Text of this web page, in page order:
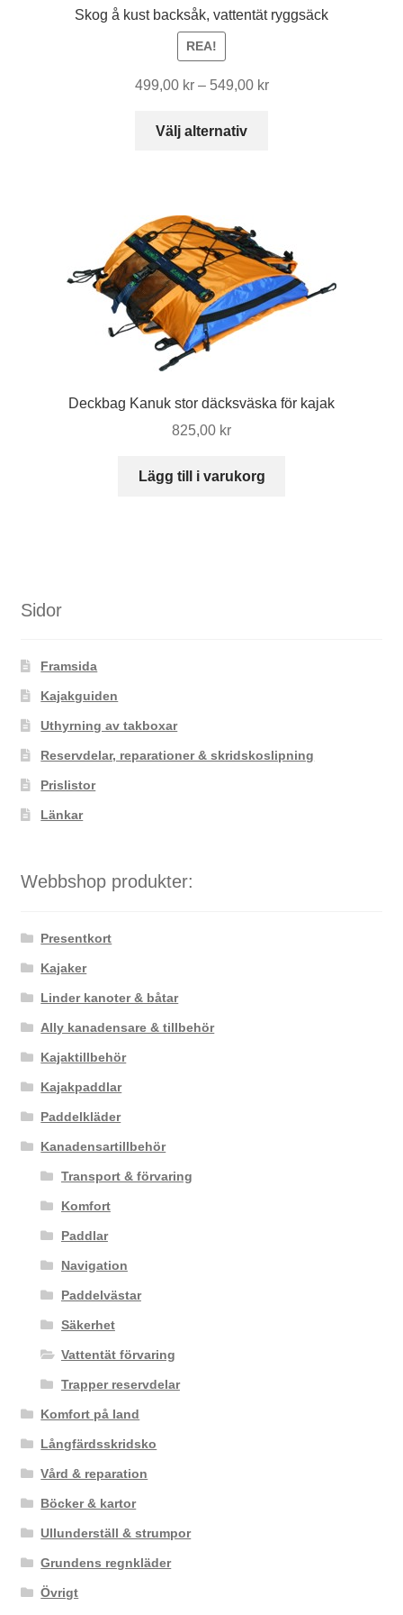
Skog å kust backsåk, vattentät ryggsäck
REA!
499,00 kr – 549,00 krPrisintervall:
Välj alternativ
De
olika
alternativen
Deckbag Kanuk stor däcksväska för kajak
825,00 kr
Lägg till i varukorg
Sidor
Framsida
Kajakguiden
Uthyrning av takboxar
Reservdelar, reparationer & skridskoslipning
Prislistor
Länkar
Webbshop produkter:
Presentkort
Kajaker
Linder kanoter & båtar
Ally kanadensare & tillbehör
Kajaktillbehör
Kajakpaddlar
Paddelkläder
Kanadensartillbehör
Transport & förvaring
Komfort
Paddlar
Navigation
Paddelvästar
Säkerhet
Vattentät förvaring
Trapper reservdelar
Komfort på land
Långfärdsskridsko
Vård & reparation
Böcker & kartor
Ullunderställ & strumpor
Grundens regnkläder
Övrigt